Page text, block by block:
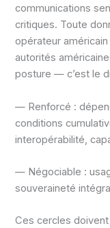
communications
critiques. Toute
opérateur
autorités
posture — c’est le
— Renforcé :
conditions
interopérabilité,
— Négociable :
souveraineté
Ces cercles